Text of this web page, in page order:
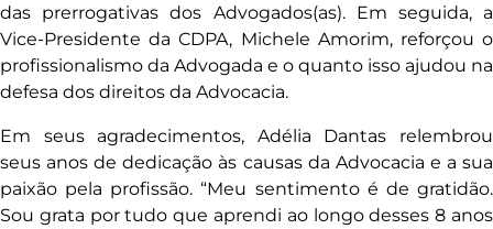
das prerrogativas dos Advogados(as). Em seguida, a
Vice-Presidente da CDPA, Michele Amorim, reforçou o
profissionalismo da Advogada e o quanto isso ajudou na
defesa dos direitos da Advocacia.
Em seus agradecimentos, Adélia Dantas relembrou
seus anos de dedicação às causas da Advocacia e a sua
paixão pela profissão. “Meu sentimento é de gratidão.
Sou grata por tudo que aprendi ao longo desses 8 anos